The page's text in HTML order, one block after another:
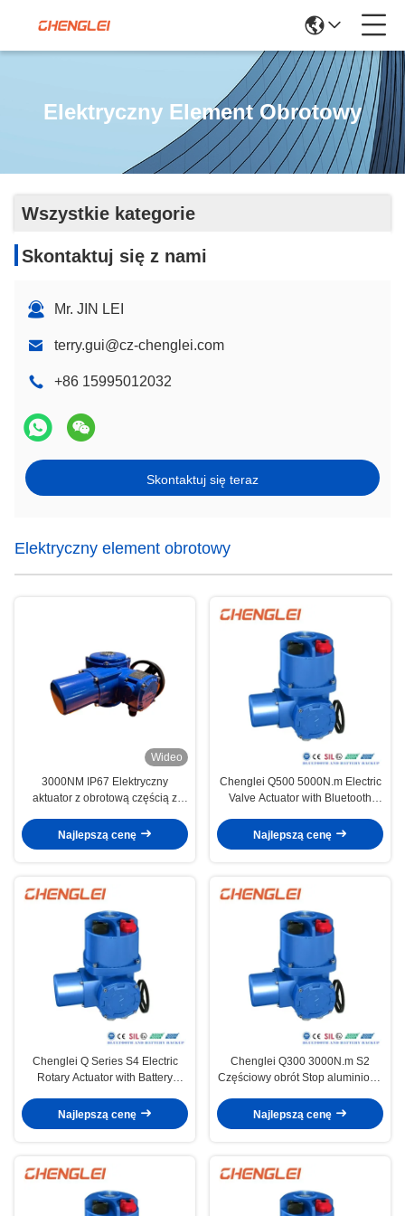
Elektryczny Element Obrotowy
Wszystkie kategorie
Skontaktuj się z nami
Mr. JIN LEI
terry.gui@cz-chenglei.com
+86 15995012032
Skontaktuj się teraz
Elektryczny element obrotowy
Wideo
3000NM IP67 Elektryczny
aktuator z obrotową częścią z
momentu obrotowego
Najlepszą cenę
Chenglei Q500 5000N.m Electric
Valve Actuator with Bluetooth
Battery Backup
Najlepszą cenę
Chenglei Q Series S4 Electric
Rotary Actuator with Battery
Connection for
Valve/Damper/HVAC Applications
Najlepszą cenę
Chenglei Q300 3000N.m S2
Częściowy obrót Stop aluminiowy
element obrotowy
Najlepszą cenę